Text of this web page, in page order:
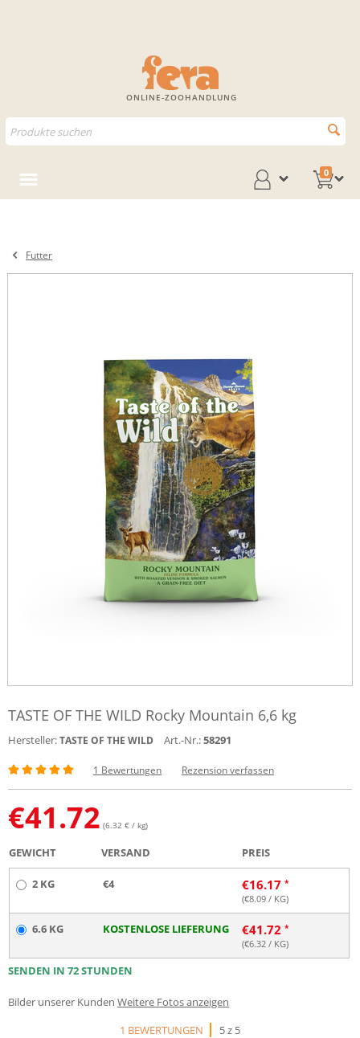
ONLINE-ZOOHANDLUNG
0
Futter
TASTE OF THE WILD Rocky Mountain 6,6 kg
Hersteller:TASTE OF THE WILD Art.-Nr.:58291
1 Bewertungen Rezension verfassen
€41.72 (6.32 € / kg)
GEWICHT VERSAND PREIS
2 KG €4 €16.17
(€8.09 / KG)
6.6 KG KOSTENLOSE LIEFERUNG €41.72
(€6.32 / KG)
SENDEN IN 72 STUNDEN
Bilder unserer Kunden Weitere Fotos anzeigen
1 BEWERTUNGEN
5 z 5